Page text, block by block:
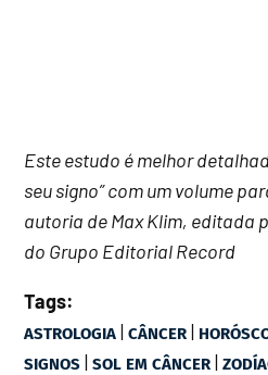
Este estudo é melhor
seu signo” com um volume
autoria de Max Klim, editada
do Grupo Editorial Record
Tags:
ASTROLOGIA |CÂNCER |
SIGNOS |SOL EM CÂNCER |